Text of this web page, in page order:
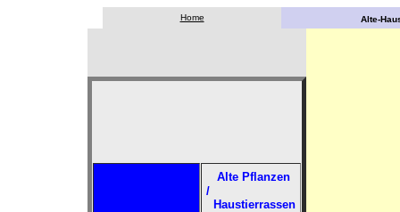
Home Alte-
Alte Pflanzen
/
Haustierrassen